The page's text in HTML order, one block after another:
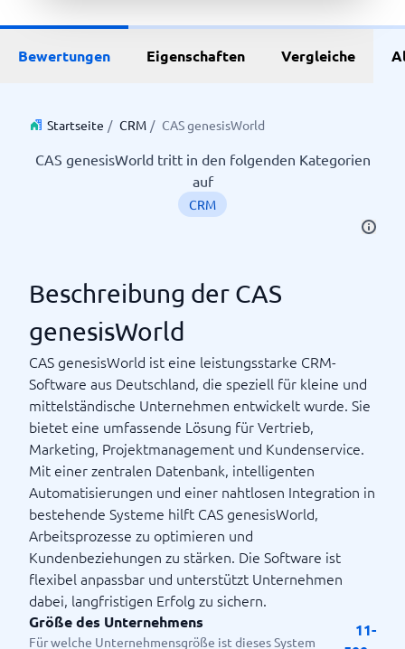
Bewertungen Eigenschaften Vergleiche
Startseite / CRM / CAS genesisWorld
CAS genesisWorld tritt in den folgenden Kategorien
auf
CRM
Beschreibung der CAS
genesisWorld
CAS genesisWorld ist eine leistungsstarke CRM-
Software aus Deutschland, die speziell für kleine und
mittelständische Unternehmen entwickelt wurde. Sie
bietet eine umfassende Lösung für Vertrieb,
Marketing, Projektmanagement und Kundenservice.
Mit einer zentralen Datenbank, intelligenten
Automatisierungen und einer nahtlosen Integration in
bestehende Systeme hilft CAS genesisWorld,
Arbeitsprozesse zu optimieren und
Kundenbeziehungen zu stärken. Die Software ist
flexibel anpassbar und unterstützt Unternehmen
dabei, langfristigen Erfolg zu sichern.
Größe des Unternehmens
Für welche Unternehmensgröße ist dieses System
11-